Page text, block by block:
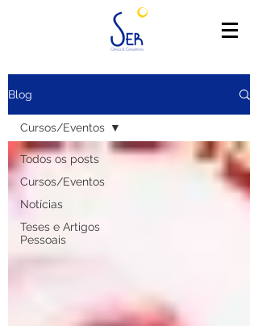
Blog
Todos os posts
Cursos/Eventos
Notícias
Teses e Artigos
Pessoais
Cursos/Eventos